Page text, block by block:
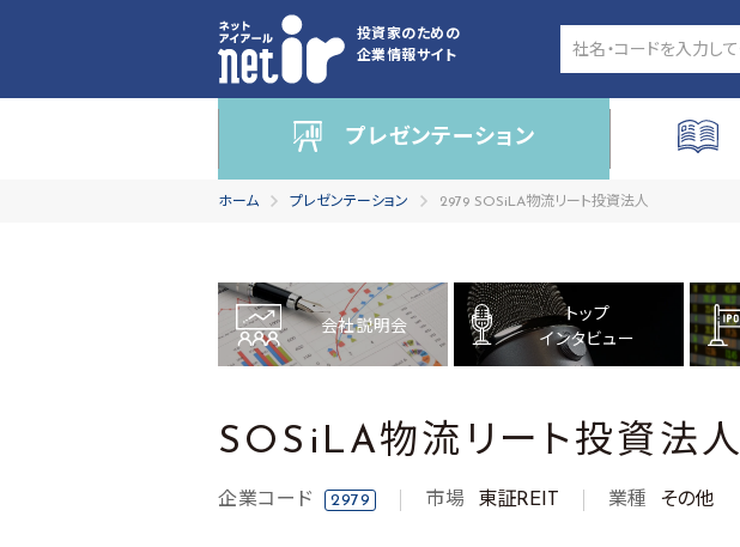
投資家のための
企業情報サイト
プレゼンテーション
ホーム プレゼンテーション 2979 SOSiLA物流リート投資法人
会社説明会
トップ
インタビュー
SOSiLA物流リート投資法人
企業コード 2979 市場 東証REIT 業種 その他